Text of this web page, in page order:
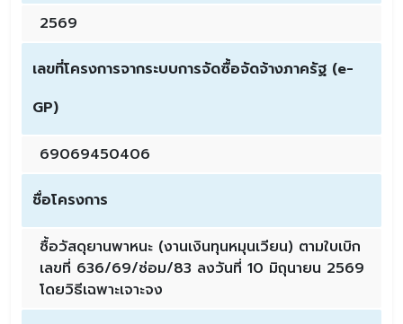
2569
เลขที่โครงการจากระบบการจัดซื้อจัดจ้างภาครัฐ (e-
GP)
69069450406
ชื่อโครงการ
ซื้อวัสดุยานพาหนะ (งานเงินทุนหมุนเวียน) ตามใบเบิก
เลขที่ 636/69/ซ่อม/83 ลงวันที่ 10 มิถุนายน 2569
โดยวิธีเฉพาะเจาะจง